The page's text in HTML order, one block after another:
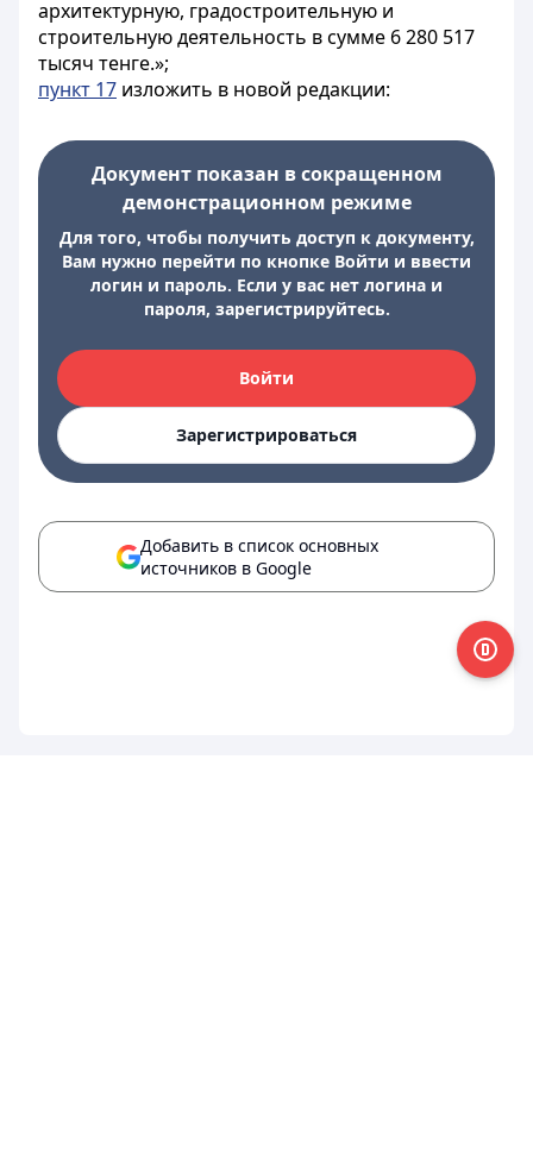
архитектурную, градостроительную и
строительную деятельность в сумме 6 280 517
тысяч тенге.»;
пункт 17 изложить в новой редакции:
Документ показан в сокращенном
демонстрационном режиме
Для того, чтобы получить доступ к документу,
Вам нужно перейти по кнопке Войти и ввести
логин и пароль. Если у вас нет логина и
пароля, зарегистрируйтесь.
Войти
Зарегистрироваться
Добавить в список основных
источников в Google